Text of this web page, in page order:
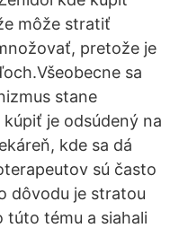
môže stratiť
pretože je
sa
stane
je odsúdený na
kde sa dá
sú často
dôvodu je stratou
túto tému a siahali